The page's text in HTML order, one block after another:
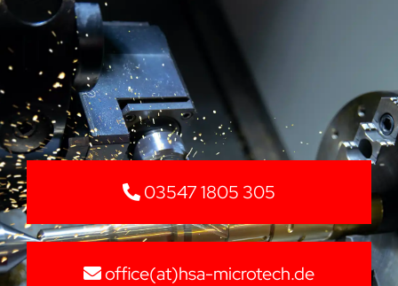
03547 1805 305
office(at)hsa-microtech.de